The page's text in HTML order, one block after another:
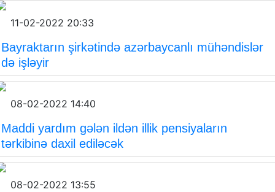
11-02-2022 20:33
Bayraktarın şirkətində azərbaycanlı mühəndislər
də işləyir
08-02-2022 14:40
Maddi yardım gələn ildən illik pensiyaların
tərkibinə daxil ediləcək
08-02-2022 13:55